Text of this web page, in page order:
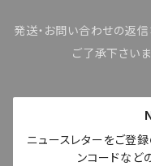
発送・お問い合わせの返
ご了承下さい
ニュースレターをご登
ンコードなど